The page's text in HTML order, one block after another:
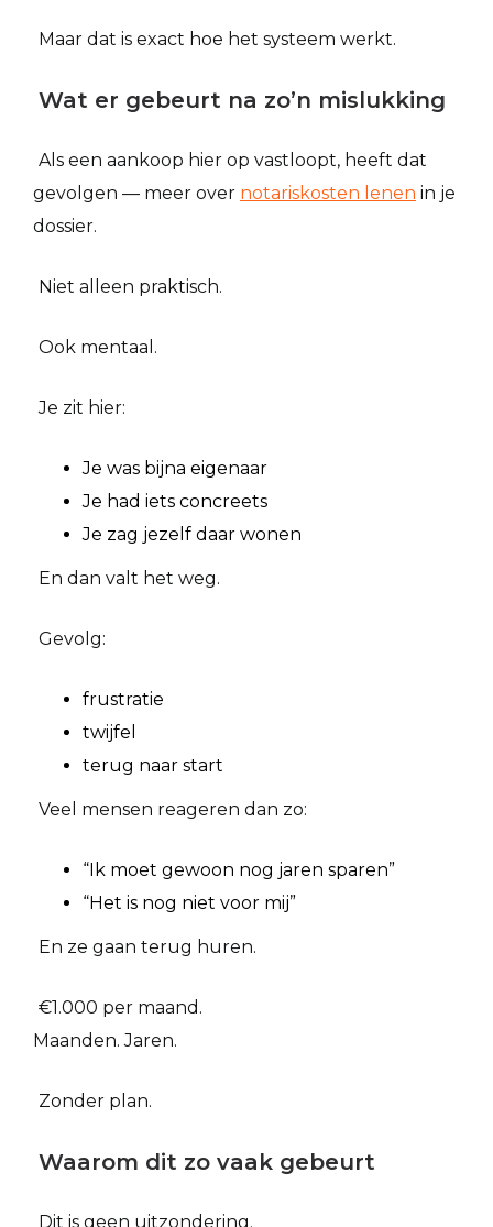
Maar dat is exact hoe het systeem werkt.
Wat er gebeurt na zo’n mislukking
Als een aankoop hier op vastloopt, heeft dat
gevolgen — meer over notariskosten lenen in je
dossier.
Niet alleen praktisch.
Ook mentaal.
Je zit hier:
Je was bijna eigenaar
Je had iets concreets
Je zag jezelf daar wonen
En dan valt het weg.
Gevolg:
frustratie
twijfel
terug naar start
Veel mensen reageren dan zo:
“Ik moet gewoon nog jaren sparen”
“Het is nog niet voor mij”
En ze gaan terug huren.
€1.000 per maand.
Maanden. Jaren.
Zonder plan.
Waarom dit zo vaak gebeurt
Dit is geen uitzondering.